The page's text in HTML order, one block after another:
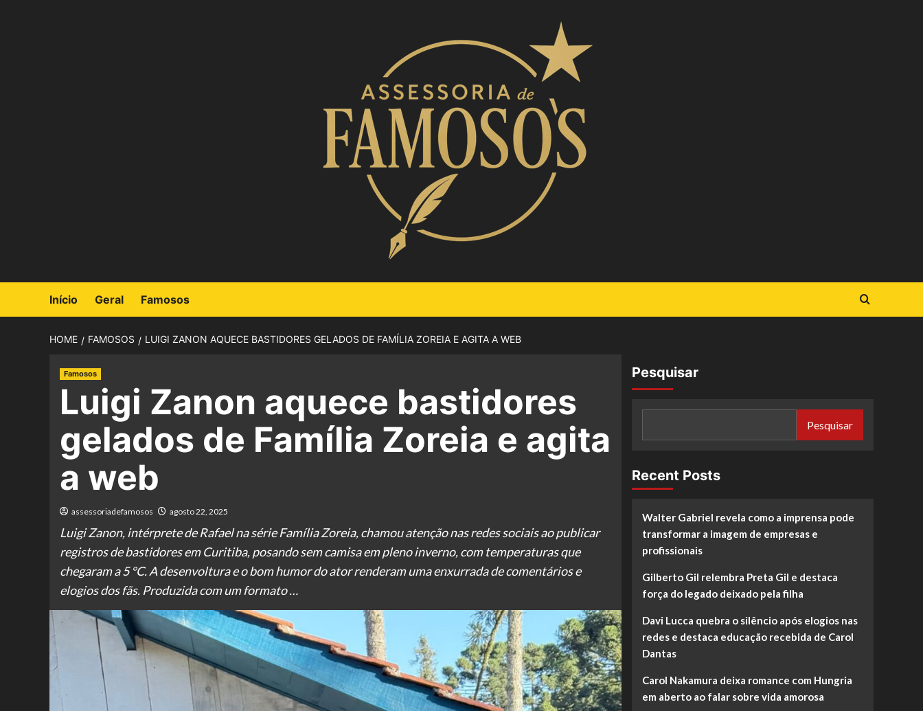
Início Geral Famosos
HOME FAMOSOS LUIGI ZANON AQUECE BASTIDORES GELADOS DE FAMÍLIA ZOREIA E AGITA A WEB
Famosos
Luigi Zanon aquece bastidores
gelados de Família Zoreia e agita
a web
assessoriadefamosos agosto 22, 2025
Luigi Zanon, intérprete de Rafael na série Família Zoreia, chamou atenção nas redes sociais ao publicar
registros de bastidores em Curitiba, posando sem camisa em pleno inverno, com temperaturas que
chegaram a 5 °C. A desenvoltura e o bom humor do ator renderam uma enxurrada de comentários e
elogios dos fãs. Produzida com um formato …
Pesquisar
Pesquisar
Recent Posts
Walter Gabriel revela como a imprensa pode
transformar a imagem de empresas e
profissionais
Gilberto Gil relembra Preta Gil e destaca
força do legado deixado pela filha
Davi Lucca quebra o silêncio após elogios nas
redes e destaca educação recebida de Carol
Dantas
Carol Nakamura deixa romance com Hungria
em aberto ao falar sobre vida amorosa